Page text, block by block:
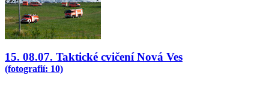
15. 08.07. Taktické cvičení Nová Ves
(fotografií: 10)